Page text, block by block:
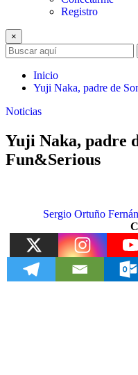
Registro
×
Inicio
Yuji Naka, padre de
Noticias
Yuji Naka, padre
Fun&Serious
Sergio Ortuño